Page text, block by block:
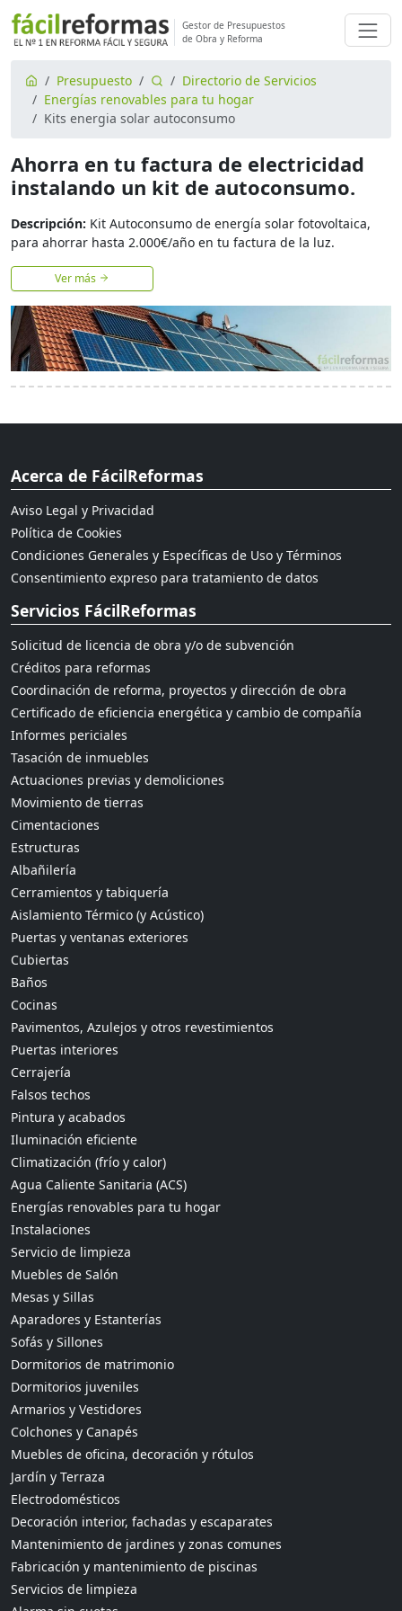
Gestor de Presupuestos
de Obra y Reforma
Presupuesto
Directorio de Servicios
Energías renovables para tu hogar
Kits energia solar autoconsumo
Ahorra en tu factura de electricidad
instalando un kit de autoconsumo.
Descripción: Kit Autoconsumo de energía solar fotovoltaica,
para ahorrar hasta 2.000€/año en tu factura de la luz.
Ver más
Acerca de FácilReformas
Aviso Legal y Privacidad
Política de Cookies
Condiciones Generales y Específicas de Uso y Términos
Consentimiento expreso para tratamiento de datos
Servicios FácilReformas
Solicitud de licencia de obra y/o de subvención
Créditos para reformas
Coordinación de reforma, proyectos y dirección de obra
Certificado de eficiencia energética y cambio de compañía
Informes periciales
Tasación de inmuebles
Actuaciones previas y demoliciones
Movimiento de tierras
Cimentaciones
Estructuras
Albañilería
Cerramientos y tabiquería
Aislamiento Térmico (y Acústico)
Puertas y ventanas exteriores
Cubiertas
Baños
Cocinas
Pavimentos, Azulejos y otros revestimientos
Puertas interiores
Cerrajería
Falsos techos
Pintura y acabados
Iluminación eficiente
Climatización (frío y calor)
Agua Caliente Sanitaria (ACS)
Energías renovables para tu hogar
Instalaciones
Servicio de limpieza
Muebles de Salón
Mesas y Sillas
Aparadores y Estanterías
Sofás y Sillones
Dormitorios de matrimonio
Dormitorios juveniles
Armarios y Vestidores
Colchones y Canapés
Muebles de oficina, decoración y rótulos
Jardín y Terraza
Electrodomésticos
Decoración interior, fachadas y escaparates
Mantenimiento de jardines y zonas comunes
Fabricación y mantenimiento de piscinas
Servicios de limpieza